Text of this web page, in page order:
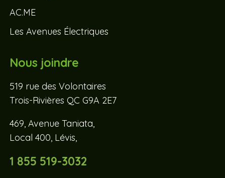
AC.ME
Les Avenues Électriques
Nous joindre
519 rue des Volontaires
Trois-Rivières QC G9A 2E7
469, Avenue Taniata,
Local 400, Lévis,
1 855 519-3032